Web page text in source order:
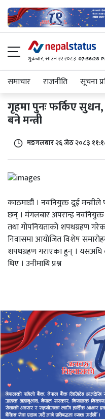
शुक्रबार​, साउन २२ २०८३ 07:56:28
समाचार राजनीति सूचना
गृहमा पुनः फर्किए सुधन,
बने मन्त्री
मङगलबार २६ जेठ २०८३
काठमाडौं । नवनियुक्त दुई
छन् । मंगलबार अपरान्ह
तथा गोपनियताको शपथग्रहण
निवासमा आयोजित विशेष
शपथग्रहण गराएका हुन् ।
थिए । उनीमाथि प्रश्न